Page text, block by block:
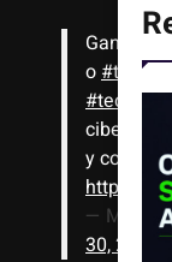
Gana
o
y
https://
—
30, 2020